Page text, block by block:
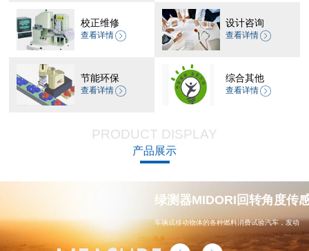
校正维修
查看详情
设计咨询
查看详情
节能环保
查看详情
综合其他
查看详情
PRODUCT DISPLAY
产品展示
绿测器MIDORI回转角度传
车辆或移动物体的各种燃料消费试验汽车，发动
机，汽车配件，能源